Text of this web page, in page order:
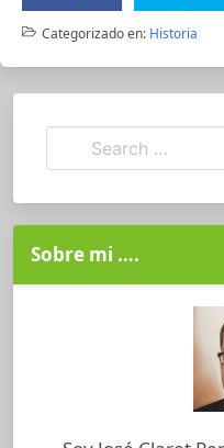
Categorizado en: Historia
Sobre mi ….